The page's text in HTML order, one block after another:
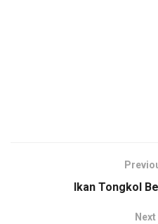
Ikan Tongkol